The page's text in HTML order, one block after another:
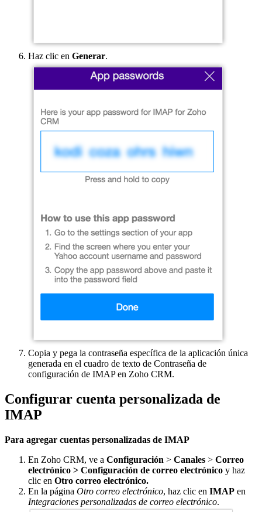
Haz clic en Generar.
Copia y pega la contraseña específica de la aplicación única
generada en el cuadro de texto de Contraseña de
configuración de IMAP en Zoho CRM.
Configurar cuenta personalizada de
IMAP
Para agregar cuentas personalizadas de IMAP
En Zoho CRM, ve a Configuración > Canales > Correo
electrónico > Configuración de correo electrónico y haz
clic en Otro correo electrónico.
En la página Otro correo electrónico, haz clic en IMAP en
Integraciones personalizadas de correo electrónico.